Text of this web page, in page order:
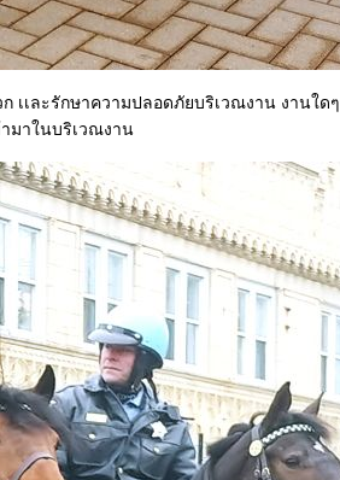
เเละรักษาความปลอดภัยบริเวณงาน งานใดๆ
มาในบริเวณงาน